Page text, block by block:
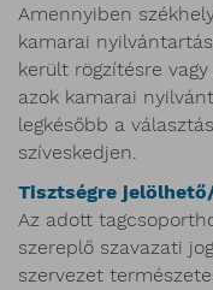
Amennyiben
kamarai
került rögzítésre
azok kamarai
legkésőbb a
szíveskedjen.
Tisztségre
Az adott
szereplő szavazati
szervezet